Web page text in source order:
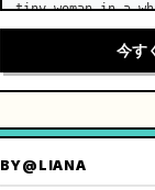
tiny woman in a
holding a
今す
BY@LIANA